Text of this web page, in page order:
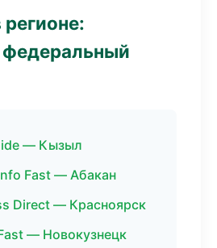
— Кызыл
Fast — Абакан
Direct — Красноярск
— Новокузнецк